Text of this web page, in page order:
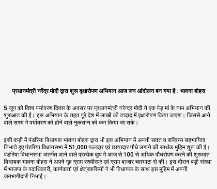
प्रधानमंत्री नरेंद्र मोदी द्वारा शुरू वृक्षारोपण अभियान आज जन आंदोलन बन गया है : भावना बोहरा
5 जून को विश्व पर्यावरण दिवस के अवसर पर प्रधानमंत्री नरेन्द्र मोदी ने एक पेड़ मां के नाम अभियान की
शुरुआत की है। इस अभियान के तहत पूरे देश में लाखों की तादाद में वृक्षारोपण किया जाएगा। जिससे आने
वाले समय में पर्यावरण को होने वाले नुकसान को कम किया जा सके।
इसी कड़ी में पंडरिया विधायक भावना बोहरा द्वारा भी इस अभियान में अपनी सतत व सक्रिय सहभागिता
निभाते हुए पंडरिया विधानसभा में 51,000 फलदार एवं छायादार पौधे लगाने की सार्थक मुहिम शुरू की है।
पंडरिया विधानसभा अंतर्गत आने वाले प्रत्येक बूथ में आज से 100 से अधिक पौधरोपण करने की शुरुआत
विधायक भावना बोहरा ने अपने गृह ग्राम रणवीरपुर एवं ग्राम बाजार चारभाठा से की। इस दौरान बड़ी संख्या
में भाजपा के पदाधिकारी, कार्यकर्ता एवं क्षेत्रवासियों ने भी विधायक के साथ इस मुहिम में अपनी
जनभागीदारी निभाई।